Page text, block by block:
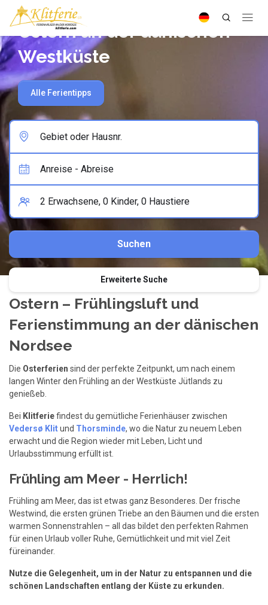
Ostern an der dänischen
Westküste
Alle Ferientipps
Erweiterte Suche
Ostern – Frühlingsluft und
Ferienstimmung an der dänischen
Nordsee
Die Osterferien sind der perfekte Zeitpunkt, um nach einem
langen Winter den Frühling an der Westküste Jütlands zu
genießeb.
Bei Klitferiefindest du gemütliche Ferienhäuser zwischen
Vedersø Klitund Thorsminde, wo die Natur zu neuem Leben
erwacht und die Region wieder mit Leben, Licht und
Urlaubsstimmung erfüllt ist.
Frühling am Meer - Herrlich!
Frühling am Meer, das ist etwas ganz Besonderes. Der frische
Westwind, die ersten grünen Triebe an den Bäumen und die ersten
warmen Sonnenstrahlen – all das bildet den perfekten Rahmen
für einen Urlaub voller Ruhe, Gemütlichkeit und mit viel Zeit
füreinander.
Nutze die Gelegenheit, um in der Natur zu entspannen und die
schönen Landschaften entlang der Küste zu erkunden.